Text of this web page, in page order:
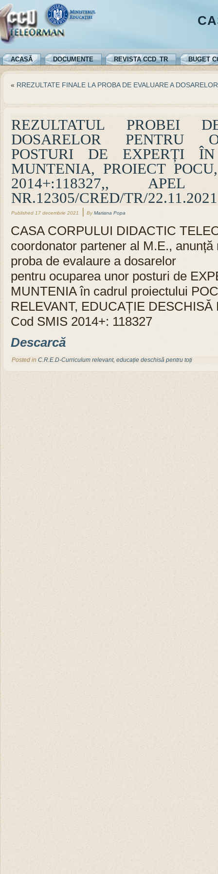
ACASĂ DOCUMENTE REVISTA CCD_TR BUGET
« RREZULTATE FINALE LA PROBA DE EVALUARE A
REZULTATUL PROBEI
DOSARELOR PENTRU
POSTURI DE EXPERȚI
MUNTENIA, PROIECT
2014+:118327,,
NR.12305/CRED/TR/22.11.2021
Published 17 decembrie 2021 By Mariana Popa
CASA CORPULUI DIDACTIC
coordonator partener al M.E.,
proba de evalaure a dosarelor
pentru ocuparea unor posturi de
MUNTENIA în cadrul proiectului
RELEVANT, EDUCAȚIE
Cod SMIS 2014+: 118327
Descarcă
Posted in C.R.E.D-Curriculum relevant, educație deschisă pentru toți